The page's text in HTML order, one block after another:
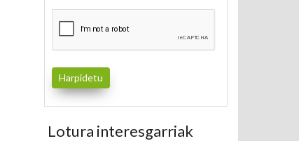
Lotura interesgarriak